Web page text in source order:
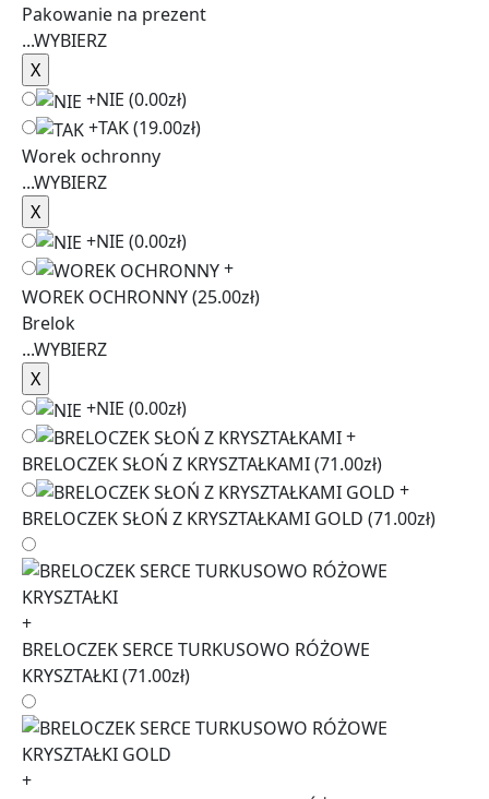
Pakowanie na prezent
...WYBIERZ
+NIE (0.00zł)
+TAK(19.00zł)
Worek ochronny
...WYBIERZ
+NIE (0.00zł)
+
WOREK OCHRONNY(25.00zł)
Brelok
...WYBIERZ
+NIE (0.00zł)
+
BRELOCZEK SŁOŃ Z KRYSZTAŁKAMI(71.00zł)
+
BRELOCZEK SŁOŃ Z KRYSZTAŁKAMI GOLD (71.00zł)
+
BRELOCZEK SERCE TURKUSOWO RÓŻOWE
KRYSZTAŁKI(71.00zł)
+